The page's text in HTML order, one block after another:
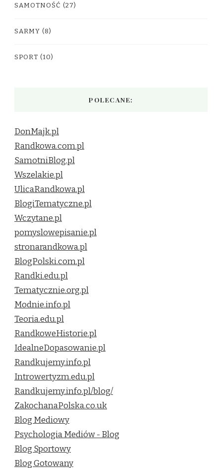
SAMOTNOŚĆ (27)
SARMY (8)
SPORT (10)
POLECANE:
DonMajk.pl
Randkowa.com.pl
SamotniBlog.pl
Wszelakie.pl
UlicaRandkowa.pl
BlogiTematyczne.pl
Wczytane.pl
pomyslowepisanie.pl
stronarandkowa.pl
BlogPolski.com.pl
Randki.edu.pl
Tematycznie.org.pl
Modnie.info.pl
Teoria.edu.pl
RandkoweHistorie.pl
IdealneDopasowanie.pl
Randkujemy.info.pl
Introwertyzm.edu.pl
Randkujemy.info.pl/blog/
ZakochanaPolska.co.uk
Blog Mediowy
Psychologia Mediów - Blog
Blog Sportowy
Blog Gotowany